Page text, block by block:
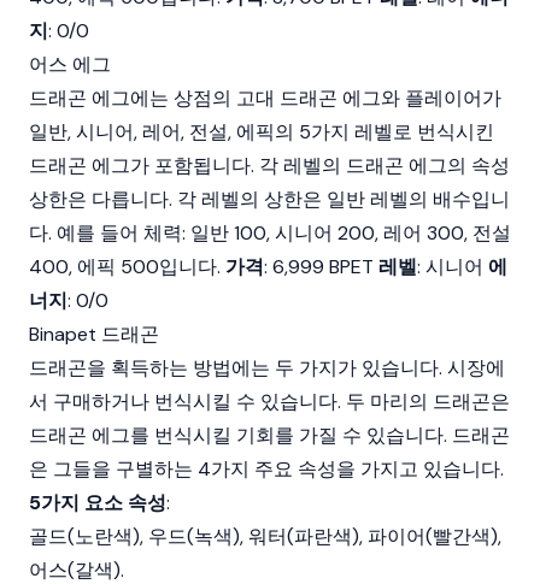
지: 0/0
어스 에그
드래곤 에그에는 상점의 고대 드래곤 에그와 플레이어가
일반, 시니어, 레어, 전설, 에픽의 5가지 레벨로 번식시킨
드래곤 에그가 포함됩니다. 각 레벨의 드래곤 에그의 속성
상한은 다릅니다. 각 레벨의 상한은 일반 레벨의 배수입니
다. 예를 들어 체력: 일반 100, 시니어 200, 레어 300, 전설
400, 에픽 500입니다. 가격: 6,999 BPET 레벨: 시니어 에
너지: 0/0
Binapet 드래곤
드래곤을 획득하는 방법에는 두 가지가 있습니다. 시장에
서 구매하거나 번식시킬 수 있습니다. 두 마리의 드래곤은
드래곤 에그를 번식시킬 기회를 가질 수 있습니다. 드래곤
은 그들을 구별하는 4가지 주요 속성을 가지고 있습니다.
5가지 요소 속성:
골드(노란색), 우드(녹색), 워터(파란색), 파이어(빨간색),
어스(갈색).